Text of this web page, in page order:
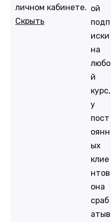
личном кабинете.
Скрыть
ой
подп
иски
на
любо
й
курс,
у
пост
оянн
ых
клие
нтов
она
сраб
атыв